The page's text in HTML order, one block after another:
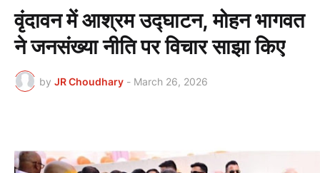
वृंदावन में आश्रम उद्घाटन, मोहन भागवत
ने जनसंख्या नीति पर विचार साझा किए
by JR Choudhary - March 26, 2026